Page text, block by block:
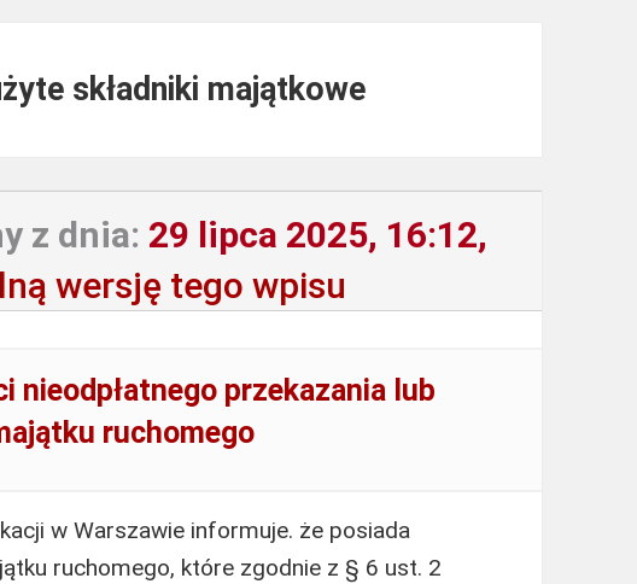
składniki majątkowe
z dnia: 29 lipca 2025, 16:12,
wersję tego wpisu
nieodpłatnego przekazania lub
ruchomego
w Warszawie informuje. że posiada
ruchomego, które zgodnie z § 6 ust. 2